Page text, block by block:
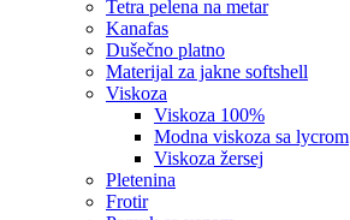
tetra pelena na metar
kanafas
dušečno platno
materijal za jakne softshell
viskoza
viskoza 100%
modna viskoza sa lycrom
viskoza žersej
pletenina
frotir